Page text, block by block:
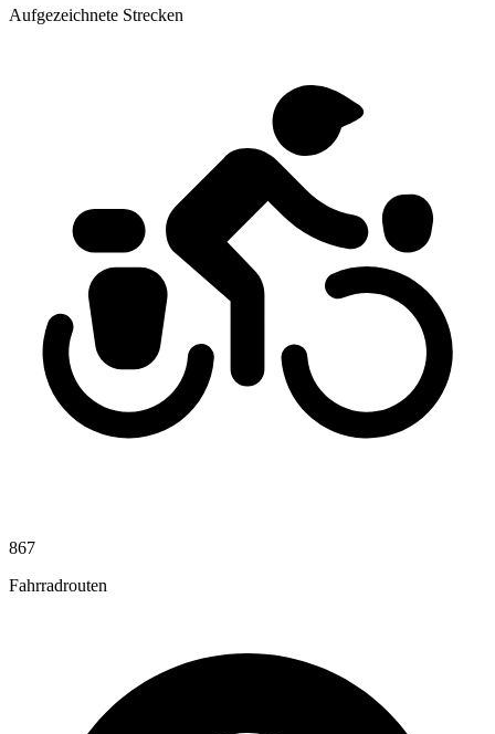
Aufgezeichnete Strecken
867
Fahrradrouten